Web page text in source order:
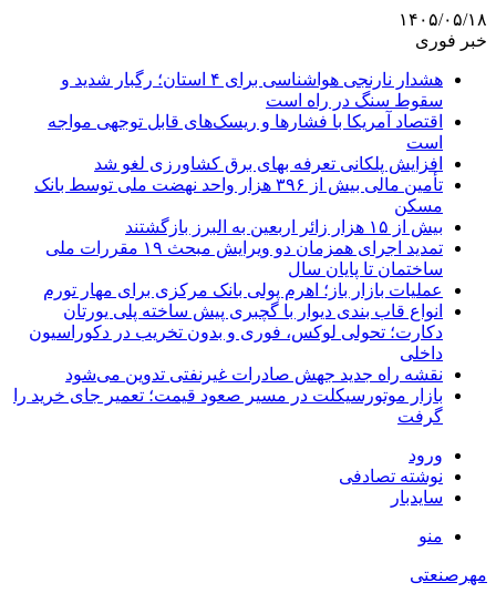
۱۴۰۵/۰۵/۱۸
خبر فوری
هشدار نارنجی هواشناسی برای ۴ استان؛ رگبار شدید و
سقوط سنگ در راه است
اقتصاد آمریکا با فشارها و ریسک‌های قابل توجهی مواجه
است
افزایش پلکانی تعرفه بهای برق کشاورزی لغو شد
تأمین مالی بیش از ۳۹۶ هزار واحد نهضت ملی توسط بانک
مسکن
بیش از ۱۵ هزار زائر اربعین به البرز بازگشتند
تمدید اجرای همزمان دو ویرایش مبحث ۱۹ مقررات ملی
ساختمان تا پایان سال
عملیات بازار باز؛ اهرم پولی بانک مرکزی برای مهار تورم
انواع قاب بندی دیوار با گچبری پیش ساخته پلی یورتان
دکارت؛ تحولی لوکس، فوری و بدون تخریب در دکوراسیون
داخلی
نقشه راه جدید جهش صادرات غیرنفتی تدوین می‌شود
بازار موتورسیکلت در مسیر صعود قیمت؛ تعمیر جای خرید را
گرفت
ورود
نوشته تصادفی
سایدبار
منو
مهرصنعتی